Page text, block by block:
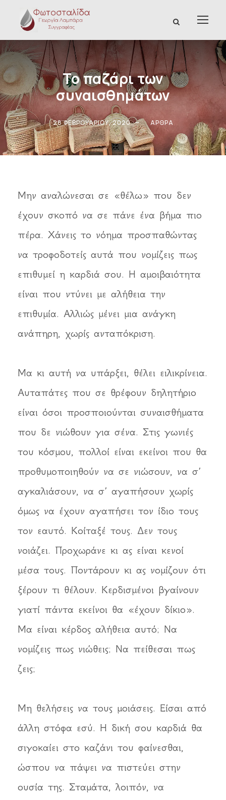
Το παζάρι των
συναισθημάτων
28 ΦΕΒΡΟΥΑΡΊΟΥ, 2020 ΆΡΘΡΑ
Μην αναλώνεσαι σε «θέλω» που δεν
έχουν σκοπό να σε πάνε ένα βήμα πιο
πέρα. Χάνεις το νόημα προσπαθώντας
να τροφοδοτείς αυτά που νομίζεις πως
επιθυμεί η καρδιά σου. Η αμοιβαιότητα
είναι που ντύνει με αλήθεια την
επιθυμία. Αλλιώς μένει μια ανάγκη
ανάπηρη, χωρίς ανταπόκριση.
Μα κι αυτή να υπάρξει, θέλει ειλικρίνεια.
Αυταπάτες που σε θρέφουν δηλητήριο
είναι όσοι προσποιούνται συναισθήματα
που δε νιώθουν για σένα. Στις γωνιές
του κόσμου, πολλοί είναι εκείνοι που θα
προθυμοποιηθούν να σε νιώσουν, να σ’
αγκαλιάσουν, να σ’ αγαπήσουν χωρίς
όμως να έχουν αγαπήσει τον ίδιο τους
τον εαυτό. Κοίταξέ τους. Δεν τους
νοιάζει. Προχωράνε κι ας είναι κενοί
μέσα τους. Ποντάρουν κι ας νομίζουν ότι
ξέρουν τι θέλουν. Κερδισμένοι βγαίνουν
γιατί πάντα εκείνοι θα «έχουν δίκιο».
Μα είναι κέρδος αλήθεια αυτό; Να
νομίζεις πως νιώθεις; Να πείθεσαι πως
ζεις;
Μη θελήσεις να τους μοιάσεις. Είσαι από
άλλη στόφα εσύ. Η δική σου καρδιά θα
σιγοκαίει στο καζάνι του φαίνεσθαι,
ώσπου να πάψει να πιστεύει στην
ουσία της. Σταμάτα, λοιπόν, να